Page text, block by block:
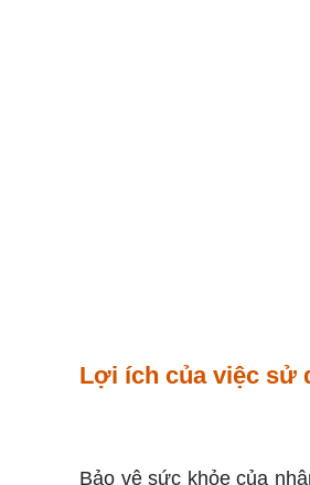
Lợi ích của việc sử
Bảo vệ sức khỏe của